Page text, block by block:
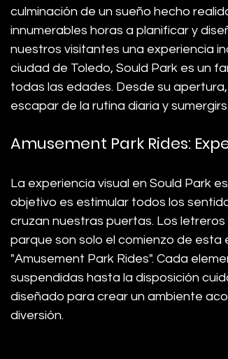
culminación de un sueño hecho
innumerables horas a planificar y
nuestros visitantes una experiencia
ciudad de Toledo, Sould Park es un
todas las edades. Desde su
escapar de la rutina diaria y
Amusement Park Rides:
La experiencia visual en Sould Park
objetivo es estimular todos los
cruzan nuestras puertas. Los
parque son solo el comienzo de
"Amusement Park Rides". Cada
suspendidas hasta la disposición
diseñado para crear un ambiente
diversión.